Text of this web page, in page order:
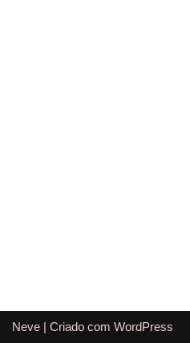
Neve | Criado com WordPress